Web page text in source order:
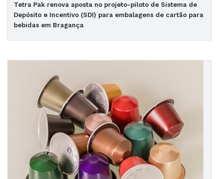
Tetra Pak renova aposta no projeto-piloto de Sistema de
Depósito e Incentivo (SDI) para embalagens de cartão para
bebidas em Bragança